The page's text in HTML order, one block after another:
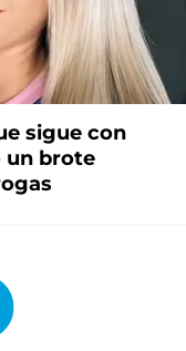
sigue con
un brote